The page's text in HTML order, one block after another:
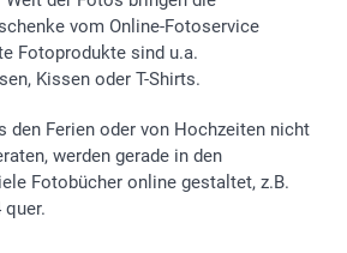
vom Online-Fotoservice
Fotoprodukte sind u.a.
Kissen oder T-Shirts.
den Ferien oder von Hochzeiten nicht
werden gerade in den
Fotobücher online gestaltet, z.B.
quer.